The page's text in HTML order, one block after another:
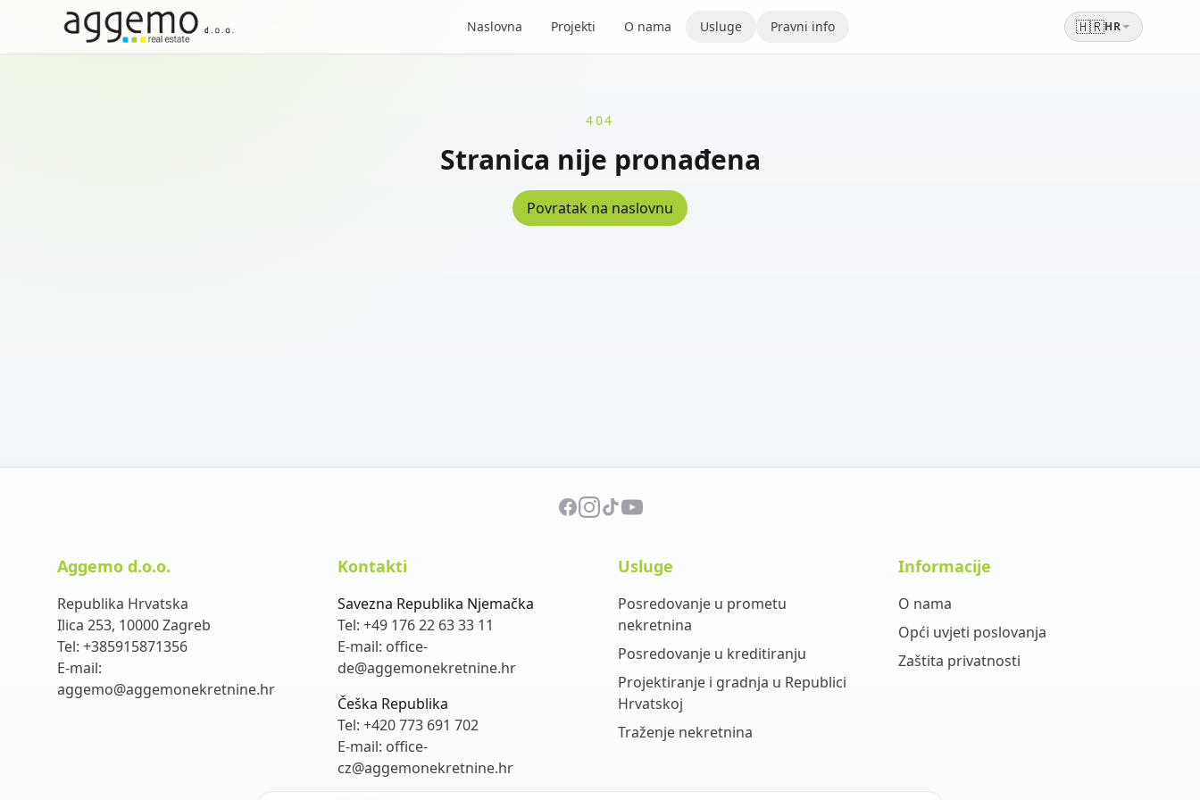
Naslovna Projekti O nama Usluge Pravni info 🇭🇷HR
404
Stranica nije pronađena
Povratak na naslovnu
Aggemo d.o.o.
Republika Hrvatska
Ilica 253, 10000 Zagreb
Tel: +385915871356
E-mail:
aggemo@aggemonekretnine.hr
Kontakti
Savezna Republika Njemačka
Tel: +49 176 22 63 33 11
E-mail: office-
de@aggemonekretnine.hr
Češka Republika
Tel: +420 773 691 702
E-mail: office-
cz@aggemonekretnine.hr
Usluge
Posredovanje u prometu
nekretnina
Posredovanje u kreditiranju
Projektiranje i gradnja u Republici
Hrvatskoj
Traženje nekretnina
Informacije
O nama
Opći uvjeti poslovanja
Zaštita privatnosti